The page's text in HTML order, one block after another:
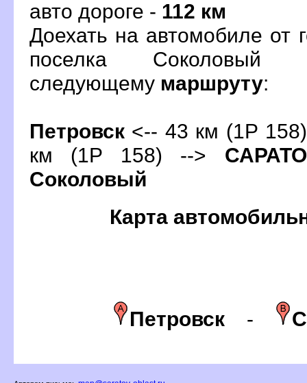
авто дороге - 112 км
Доехать на автомобиле от
поселка Соколовый
следующему маршруту:
Петровск <-- 43 км (1Р
км (1Р 158) -->
Соколовый
Карта
Петровск-